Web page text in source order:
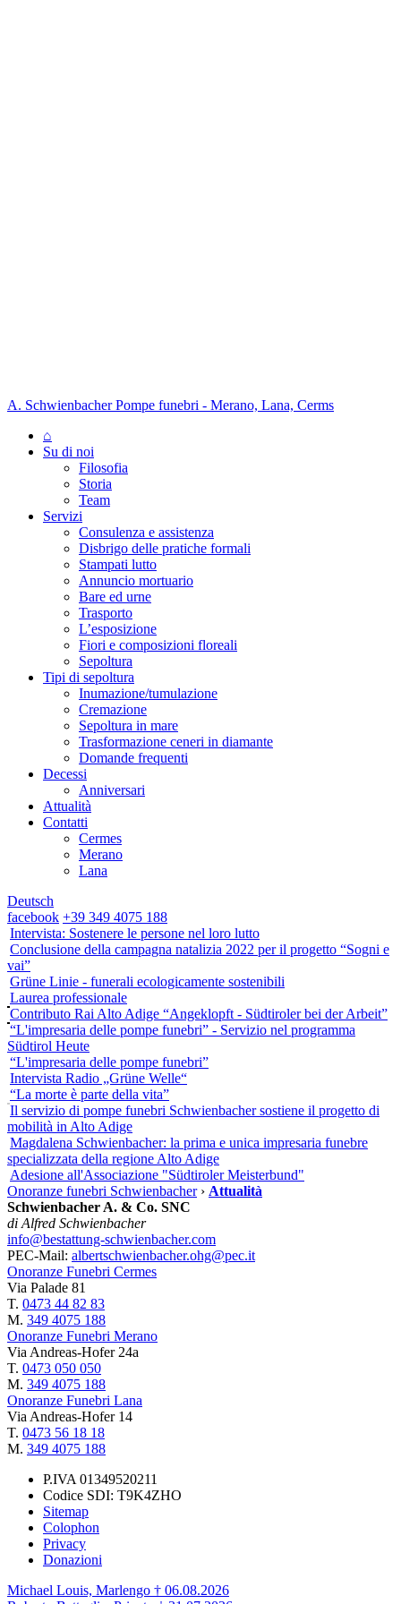
A. Schwienbacher Pompe funebri - Merano, Lana, Cerms
⌂
Su di noi
Filosofia
Storia
Team
Servizi
Consulenza e assistenza
Disbrigo delle pratiche formali
Stampati lutto
Annuncio mortuario
Bare ed urne
Trasporto
L’esposizione
Fiori e composizioni floreali
Sepoltura
Tipi di sepoltura
Inumazione/tumulazione
Cremazione
Sepoltura in mare
Trasformazione ceneri in diamante
Domande frequenti
Decessi
Anniversari
Attualità
Contatti
Cermes
Merano
Lana
Deutsch
facebook +39 349 4075 188
Intervista: Sostenere le persone nel loro lutto
Conclusione della campagna natalizia 2022 per il progetto “Sogni e
vai”
Grüne Linie - funerali ecologicamente sostenibili
Laurea professionale
Contributo Rai Alto Adige “Angeklopft - Südtiroler bei der Arbeit”
“L'impresaria delle pompe funebri” - Servizio nel programma
Südtirol Heute
“L'impresaria delle pompe funebri”
Intervista Radio „Grüne Welle“
“La morte è parte della vita”
Il servizio di pompe funebri Schwienbacher sostiene il progetto di
mobilità in Alto Adige
Magdalena Schwienbacher: la prima e unica impresaria funebre
specializzata della regione Alto Adige
Adesione all'Associazione "Südtiroler Meisterbund"
Onoranze funebri Schwienbacher› Attualità
Schwienbacher A. & Co. SNC
di Alfred Schwienbacher
info@bestattung-schwienbacher.com
PEC-Mail: albertschwienbacher.ohg@pec.it
Onoranze Funebri Cermes
Via Palade 81
T. 0473 44 82 83
M. 349 4075 188
Onoranze Funebri Merano
Via Andreas-Hofer 24a
T. 0473 050 050
M. 349 4075 188
Onoranze Funebri Lana
Via Andreas-Hofer 14
T. 0473 56 18 18
M. 349 4075 188
P.IVA 01349520211
Codice SDI: T9K4ZHO
Sitemap
Colophon
Privacy
Donazioni
Michael Louis, Marlengo † 06.08.2026